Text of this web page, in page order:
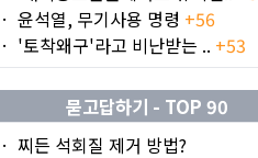
윤석열, 무기사용 명령 +56
'토착왜구'라고 비난받는 .. +53
묻고답하기 - TOP 90
찌든 석회질 제거 방법?